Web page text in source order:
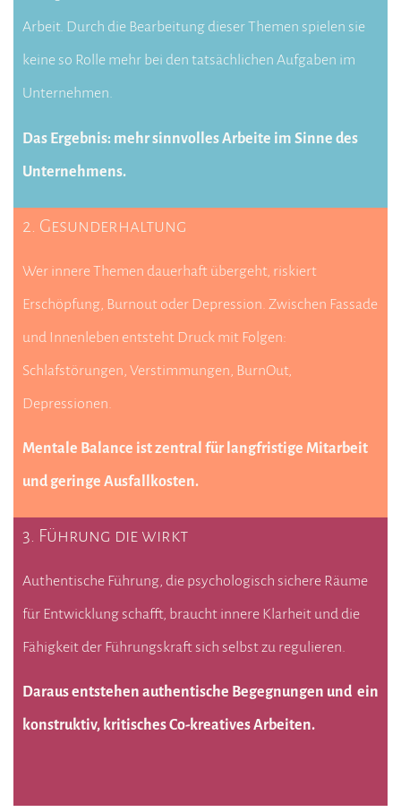
Arbeit. Durch die Bearbeitung dieser Themen spielen sie
keine so Rolle mehr bei den tatsächlichen Aufgaben im
Unternehmen.
Das Ergebnis: mehr sinnvolles Arbeite im Sinne des
Unternehmens.
2. Gesunderhaltung
Wer innere Themen dauerhaft übergeht, riskiert
Erschöpfung, Burnout oder Depression. Zwischen Fassade
und Innenleben entsteht Druck mit Folgen:
Schlafstörungen, Verstimmungen, BurnOut,
Depressionen.
Mentale Balance ist zentral für langfristige Mitarbeit
und geringe Ausfallkosten.
3. Führung die wirkt
Authentische Führung, die psychologisch sichere Räume
für Entwicklung schafft, braucht innere Klarheit und die
Fähigkeit der Führungskraft sich selbst zu regulieren.
Daraus entstehen authentische Begegnungen und ein
konstruktiv, kritisches Co-kreatives Arbeiten.